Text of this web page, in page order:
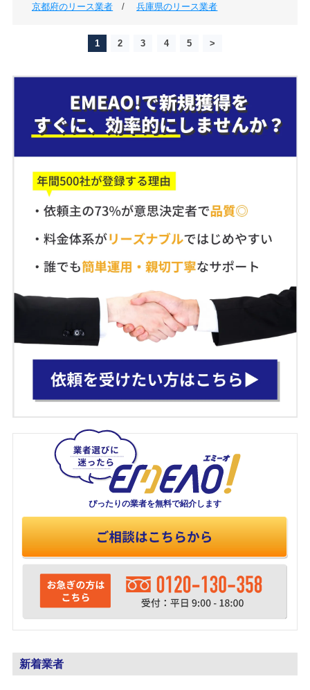
京都府のリース業者
兵庫県のリース業者
1 2 3 4 5 >
ぴったりの業者を無料で紹介します
新着業者